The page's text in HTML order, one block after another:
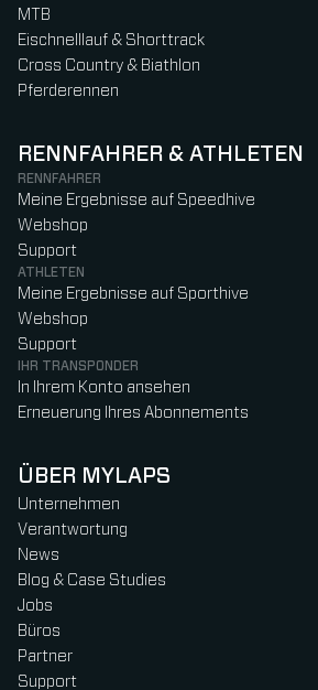
MTB
Eischnelllauf & Shorttrack
Cross Country & Biathlon
Pferderennen
RENNFAHRER & ATHLETEN
RENNFAHRER
Meine Ergebnisse auf Speedhive
Webshop
Support
ATHLETEN
Meine Ergebnisse auf Sporthive
Webshop
Support
IHR TRANSPONDER
In Ihrem Konto ansehen
Erneuerung Ihres Abonnements
ÜBER MYLAPS
Unternehmen
Verantwortung
News
Blog & Case Studies
Jobs
Büros
Partner
Support